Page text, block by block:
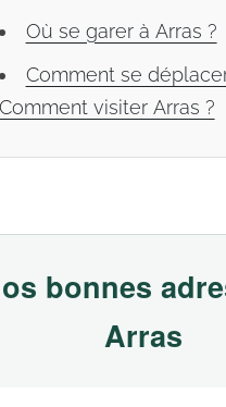
Où se garer à Arras ?
Comment se
Comment visiter Arras ?
bonnes
Arras